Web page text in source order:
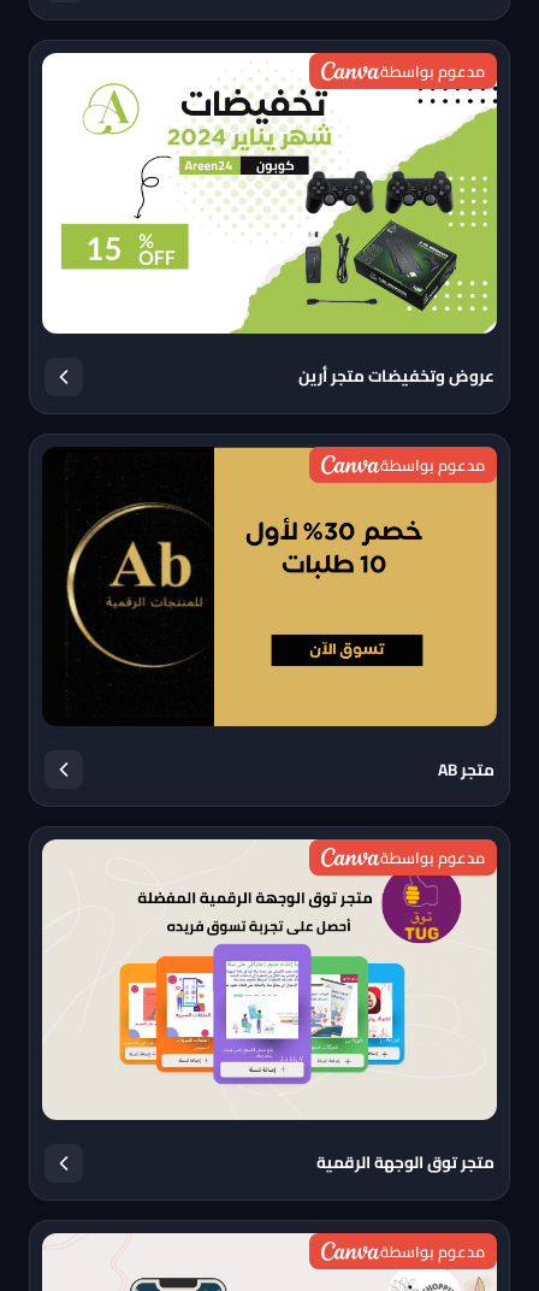
مدعوم بواسطة
عروض وتخفيضات متجر أرين
مدعوم بواسطة
متجر AB
مدعوم بواسطة
متجر توق الوجهة الرقمية
مدعوم بواسطة